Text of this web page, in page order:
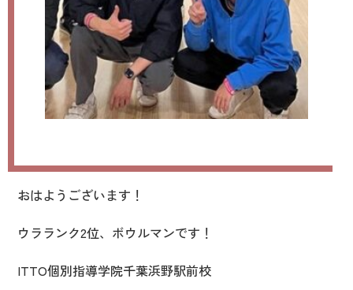
おはようございます！
ウラランク2位、ボウルマンです！
ITTO個別指導学院千葉浜野駅前校